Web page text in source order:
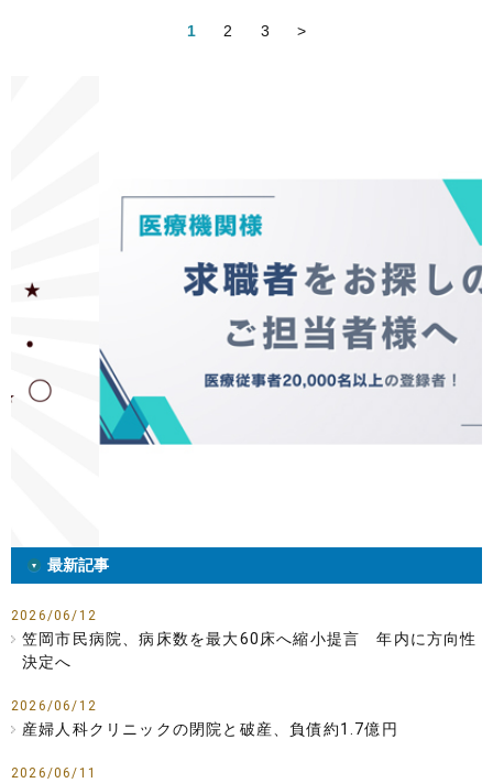
1 2 3 >
最新記事
2026/06/12
笠岡市民病院、病床数を最大60床へ縮小提言 年内に方向性
決定へ
2026/06/12
産婦人科クリニックの閉院と破産、負債約1.7億円
2026/06/11